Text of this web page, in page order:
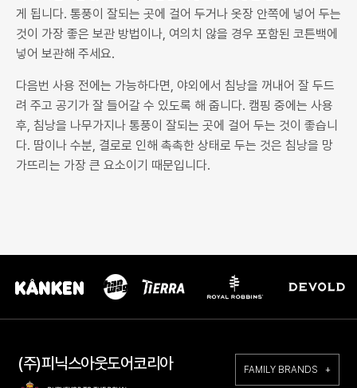
게 됩니다. 통풍이 잘되는 곳에 걸어 두거나 옷장 안쪽에 넣어 두는
것이 가장 좋은 보관 방법이나, 여의치 않을 경우 포함된 코튼백에
넣어 보관해 주세요.
다음번 사용 전에는 가능하다면, 야외에서 침낭을 꺼내어 잘 두드
려 주고 공기가 잘 들어갈 수 있도록 해 줍니다. 캠핑 중에는 사용
후, 침낭을 나무가지나 통풍이 잘되는 곳에 걸어 두는 것이 좋습니
다. 땀이나 수분, 결로로 인해 촉촉한 상태로 두는 것은 침낭을 망
가뜨리는 가장 큰 요소이기 때문입니다.
(주)피닉스아웃도어코리아 FAMILY BRANDS +